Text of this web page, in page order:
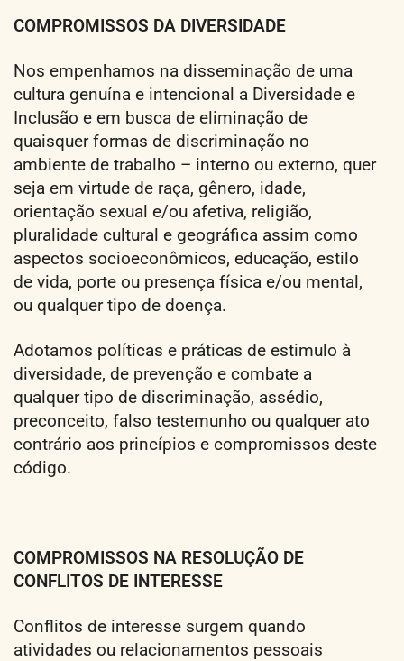
COMPROMISSOS DA DIVERSIDADE
Nos empenhamos na disseminação de uma
cultura genuína e intencional a Diversidade e
Inclusão e em busca de eliminação de
quaisquer formas de discriminação no
ambiente de trabalho – interno ou externo, quer
seja em virtude de raça, gênero, idade,
orientação sexual e/ou afetiva, religião,
pluralidade cultural e geográfica assim como
aspectos socioeconômicos, educação, estilo
de vida, porte ou presença física e/ou mental,
ou qualquer tipo de doença.
Adotamos políticas e práticas de estimulo à
diversidade, de prevenção e combate a
qualquer tipo de discriminação, assédio,
preconceito, falso testemunho ou qualquer ato
contrário aos princípios e compromissos deste
código.
COMPROMISSOS NA RESOLUÇÃO DE
CONFLITOS DE INTERESSE
Conflitos de interesse surgem quando
atividades ou relacionamentos pessoais